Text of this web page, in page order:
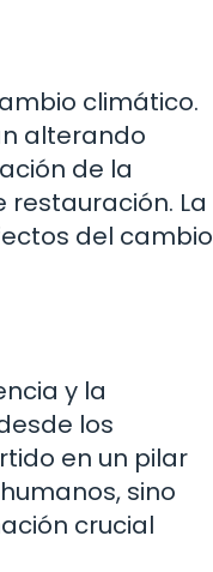
climático.
alterando
de la
La
del cambio
y la
los
en un pilar
sino
crucial